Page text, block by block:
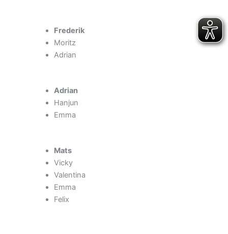
Frederik
Moritz
Adrian
Adrian
Hanjun
Emma
Mats
Vicky
Valentina
Emma
Felix